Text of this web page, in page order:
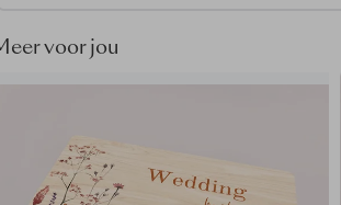
• Hout is een natuurlijk product, dus
box is (qua nerven e.d.) uniek.
Dit product maakt deel uit van
voor jou